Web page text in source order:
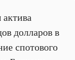
долларов в
спотового